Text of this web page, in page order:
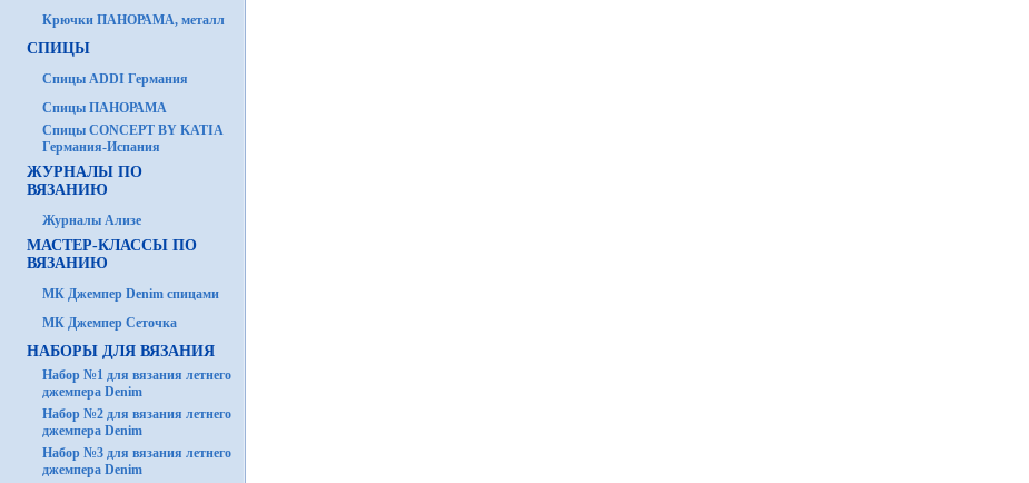
Крючки ПАНОРАМА, металл
СПИЦЫ
Спицы ADDI Германия
Спицы ПАНОРАМА
Спицы CONCEPT BY KATIA
Германия-Испания
ЖУРНАЛЫ ПО
ВЯЗАНИЮ
Журналы Ализе
МАСТЕР-КЛАССЫ ПО
ВЯЗАНИЮ
МК Джемпер Denim спицами
МК Джемпер Сеточка
НАБОРЫ ДЛЯ ВЯЗАНИЯ
Набор №1 для вязания летнего
джемпера Denim
Набор №2 для вязания летнего
джемпера Denim
Набор №3 для вязания летнего
джемпера Denim